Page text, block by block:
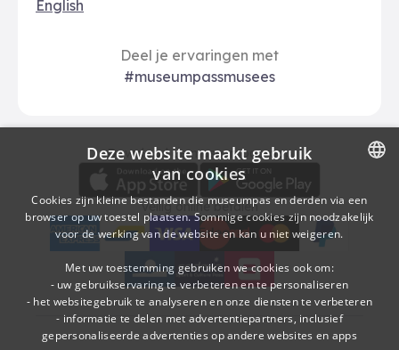
English
Deel je ervaringen met
#museumpassmusees
Download
Download de museumpas-app
Betalingsopties
Veilig online betalen
American Express
bancontact
visa
Edenred
mc
paypal
kbc
Sodexo Cultuurcheques
belfius
DUTCH
FRENCH
Deze website maakt gebruik
van cookies
Cookies zijn kleine bestanden die museumpas en derden via een
browser op uw toestel plaatsen. Sommige cookies zijn noodzakelijk
voor de werking van de website en kan u niet weigeren.
Met uw toestemming gebruiken we cookies ook om:
- uw gebruikservaring te verbeteren en te personaliseren
- het websitegebruik te analyseren en onze diensten te verbeteren
- informatie te delen met advertentiepartners, inclusief
gepersonaliseerde advertenties op andere websites en apps